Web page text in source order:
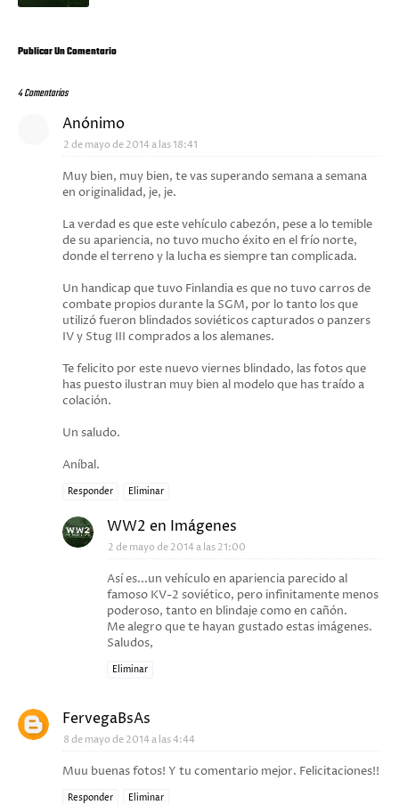
Publicar Un Comentario
4 Comentarios
Anónimo
2 de mayo de 2014 a las 18:41
Muy bien, muy bien, te vas superando semana a semana
en originalidad, je, je.
La verdad es que este vehículo cabezón, pese a lo temible
de su apariencia, no tuvo mucho éxito en el frío norte,
donde el terreno y la lucha es siempre tan complicada.
Un handicap que tuvo Finlandia es que no tuvo carros de
combate propios durante la SGM, por lo tanto los que
utilizó fueron blindados soviéticos capturados o panzers
IV y Stug III comprados a los alemanes.
Te felicito por este nuevo viernes blindado, las fotos que
has puesto ilustran muy bien al modelo que has traído a
colación.
Un saludo.
Aníbal.
Responder Eliminar
WW2 en Imágenes
2 de mayo de 2014 a las 21:00
Así es...un vehículo en apariencia parecido al
famoso KV-2 soviético, pero infinitamente menos
poderoso, tanto en blindaje como en cañón.
Me alegro que te hayan gustado estas imágenes.
Saludos,
Eliminar
FervegaBsAs
8 de mayo de 2014 a las 4:44
Muu buenas fotos! Y tu comentario mejor. Felicitaciones!!
Responder Eliminar